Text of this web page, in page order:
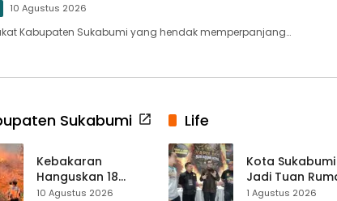
10 Agustus 2026
Kabupaten Sukabumi yang hendak memperpanjang…
Sukabumi
Kebakaran
Hanguskan 18
Hektare Lahan
10 Agustus 2026
Life
Kota Sukabumi
Jadi Tuan
Kontes Batu Akik
1 Agustus 2026